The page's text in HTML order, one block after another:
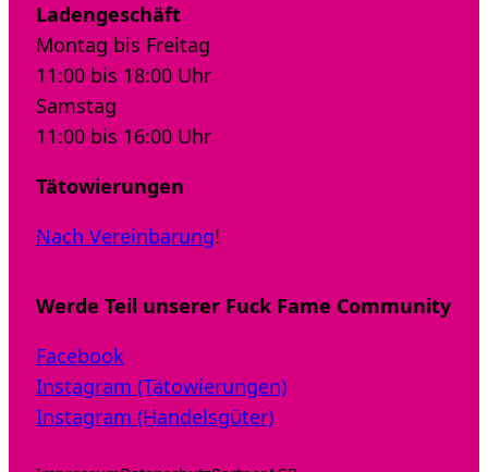
Ladengeschäft
Montag bis Freitag
11:00 bis 18:00 Uhr
Samstag
11:00 bis 16:00 Uhr
Tätowierungen
Nach Vereinbarung!
Werde Teil unserer Fuck Fame Community
Facebook
Instagram (Tätowierungen)
Instagram (Handelsgüter)